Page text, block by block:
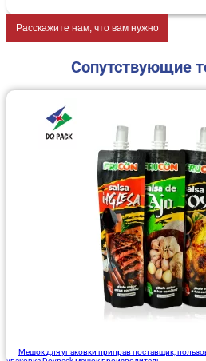
Расскажите нам, что вам нужно
Сопутствующие
Мешок для упаковки приправ поставщик,